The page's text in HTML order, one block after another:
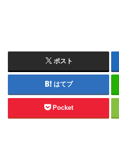
ポスト
はてブ
Pocket